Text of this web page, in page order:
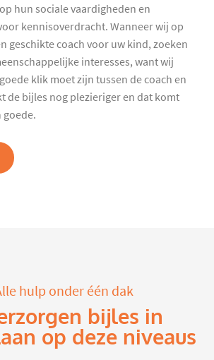
hun sociale vaardigheden en
kennisoverdracht. Wanneer wij op
geschikte coach voor uw kind, zoeken
interesses, want wij
klik moet zijn tussen de coach en
de bijles nog plezieriger en dat komt
goede.
hulp onder één dak
bijles in
op deze niveaus